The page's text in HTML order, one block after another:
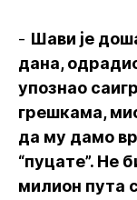
- Шави је
дана,
упознао
грешкама,
да му дамо
“пуцате”. Не
милион пута